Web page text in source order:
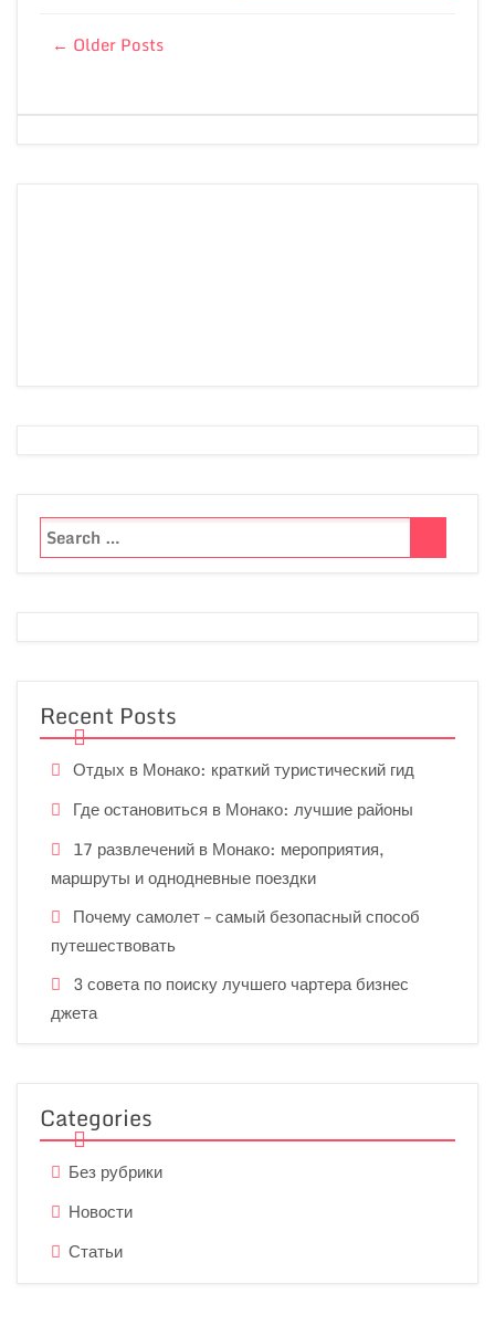
← Older Posts
Recent Posts
Отдых в Монако: краткий туристический гид
Где остановиться в Монако: лучшие районы
17 развлечений в Монако: мероприятия,
маршруты и однодневные поездки
Почему самолет – самый безопасный способ
путешествовать
3 совета по поиску лучшего чартера бизнес
джета
Categories
Без рубрики
Новости
Статьи